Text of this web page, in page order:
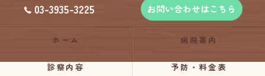
03-3935-3225 お問い合わせはこちら
ホーム 病院案内
診察内容 予防・料金表